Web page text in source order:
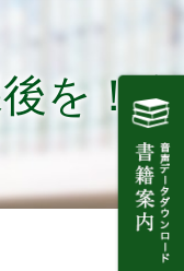
を！私